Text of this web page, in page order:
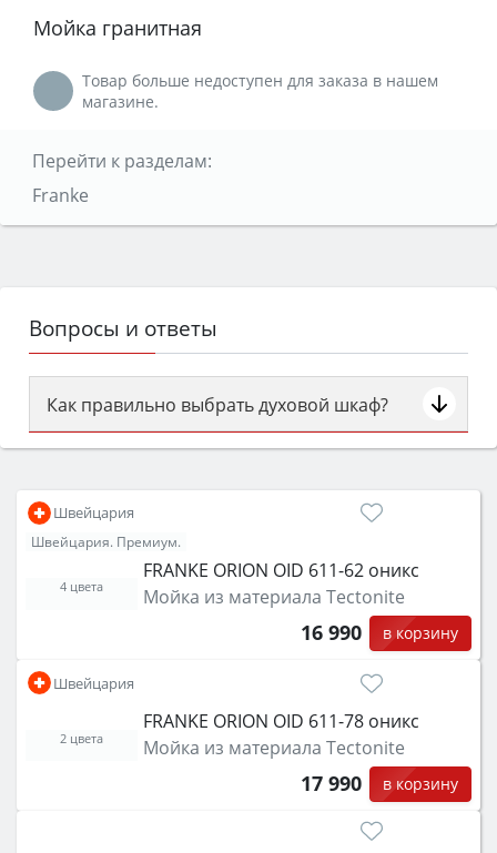
Мойка гранитная
Товар больше недоступен для заказа в нашем
магазине.
Перейти к разделам:
Franke
Вопросы и ответы
Как правильно выбрать духовой шкаф?
Сначала определитесь с типом (газовый или
затем смотрите на объём 50–70 л для семьи,
класс энергопотребления не ниже A и нужные
функции (конвекция, гриль, самоочистка,
защита от детей).
Швейцария
Швейцария. Премиум.
FRANKE ORION OID 611-62 оникс
Мойка из материала Tectonite
16 990 в корзину
4 цвета
Швейцария
FRANKE ORION OID 611-78 оникс
Мойка из материала Tectonite
17 990 в корзину
2 цвета